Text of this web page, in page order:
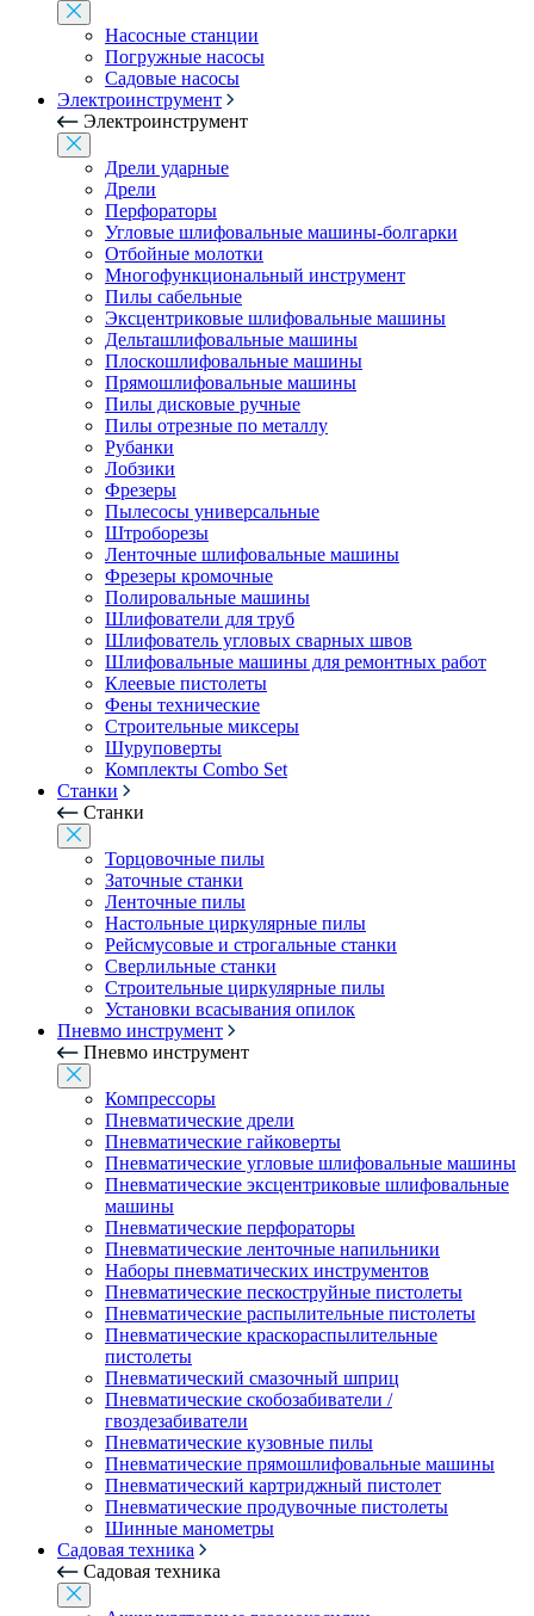
Насосные станции
Погружные насосы
Садовые насосы
Электроинструмент
Электроинструмент
Дрели ударные
Дрели
Перфораторы
Угловые шлифовальные машины-болгарки
Отбойные молотки
Многофункциональный инструмент
Пилы сабельные
Эксцентриковые шлифовальные машины
Дельташлифовальные машины
Плоскошлифовальные машины
Прямошлифовальные машины
Пилы дисковые ручные
Пилы отрезные по металлу
Рубанки
Лобзики
Фрезеры
Пылесосы универсальные
Штроборезы
Ленточные шлифовальные машины
Фрезеры кромочные
Полировальные машины
Шлифователи для труб
Шлифователь угловых сварных швов
Шлифовальные машины для ремонтных работ
Клеевые пистолеты
Фены технические
Строительные миксеры
Шуруповерты
Комплекты Combo Set
Станки
Станки
Торцовочные пилы
Заточные станки
Ленточные пилы
Настольные циркулярные пилы
Рейсмусовые и строгальные станки
Сверлильные станки
Строительные циркулярные пилы
Установки всасывания опилок
Пневмо инструмент
Пневмо инструмент
Компрессоры
Пневматические дрели
Пневматические гайковерты
Пневматические угловые шлифовальные машины
Пневматические эксцентриковые шлифовальные
машины
Пневматические перфораторы
Пневматические ленточные напильники
Наборы пневматических инструментов
Пневматические пескоструйные пистолеты
Пневматические распылительные пистолеты
Пневматические краскораспылительные
пистолеты
Пневматический смазочный шприц
Пневматические скобозабиватели /
гвоздезабиватели
Пневматические кузовные пилы
Пневматические прямошлифовальные машины
Пневматический картриджный пистолет
Пневматические продувочные пистолеты
Шинные манометры
Садовая техника
Садовая техника